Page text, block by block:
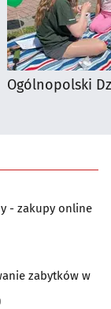
Ogólnopolski
- zakupy online
zabytków w